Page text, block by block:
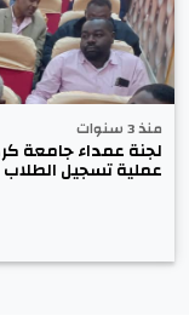
منذ 3 سنوات
لجنة عمداء جامعة
عملية تسجيل الطلاب